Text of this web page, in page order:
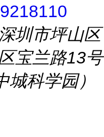
圳市坪山区
宝兰路13号
城科学园）